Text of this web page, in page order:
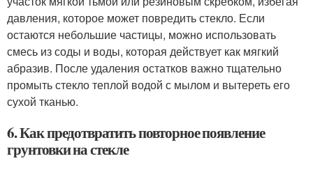
давления, которое может повредить стекло. Если
остаются небольшие частицы, можно использовать
смесь из соды и воды, которая действует как мягкий
абразив. После удаления остатков важно тщательно
промыть стекло теплой водой с мылом и вытереть его
сухой тканью.
6. Как предотвратить повторное появление
грунтовки на стекле